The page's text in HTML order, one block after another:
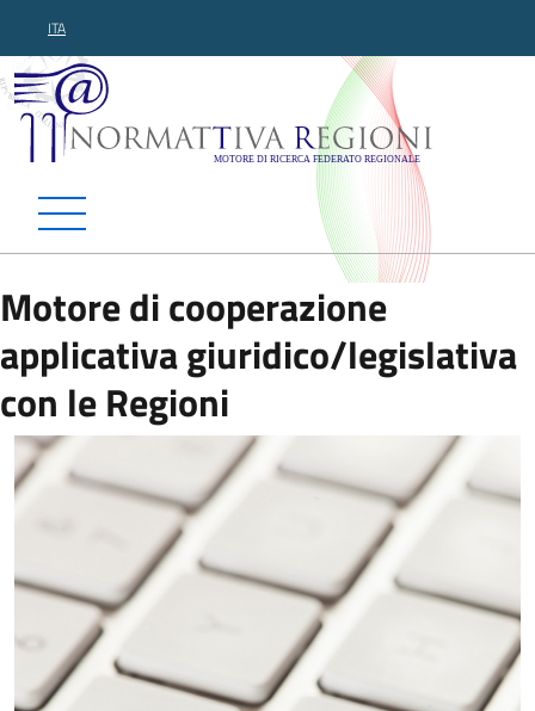
ITA
Normattiva Regioni -
Motore di cooperazione
applicativa giuridico/legislativa
con le Regioni